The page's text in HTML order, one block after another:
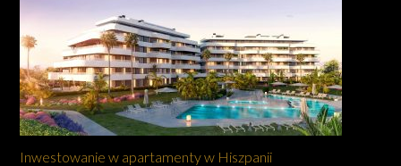
Inwestowanie w apartamenty w Hiszpanii